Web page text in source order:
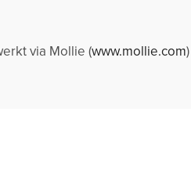
via Mollie (www.mollie.com)